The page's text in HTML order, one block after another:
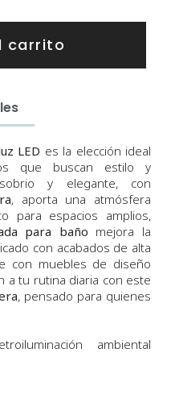
carrito
LED es la elección ideal
que buscan estilo y
y elegante, con
, aporta una atmósfera
para espacios amplios,
para baño mejora la
con acabados de alta
con muebles de diseño
a tu rutina diaria con este
, pensado para quienes
ambiental